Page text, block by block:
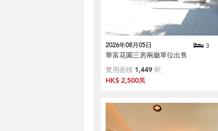
2026年08月05日 3
華富花園三房兩廳單位出售
實用面積 1,449 呎
HK$ 2,500萬